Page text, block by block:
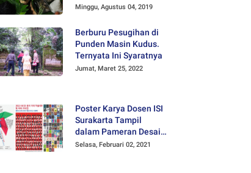
Minggu, Agustus 04, 2019
Berburu Pesugihan di
Punden Masin Kudus.
Ternyata Ini Syaratnya
Jumat, Maret 25, 2022
Poster Karya Dosen ISI
Surakarta Tampil
dalam Pameran Desain
Poster Internasional
Selasa, Februari 02, 2021